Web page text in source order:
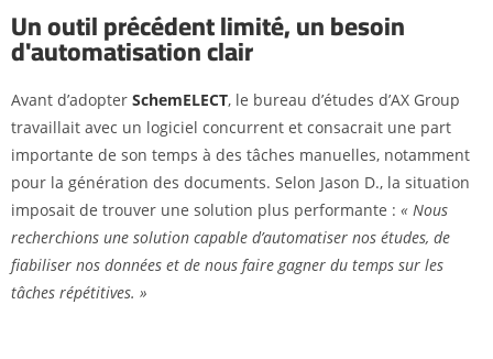
Un outil précédent limité, un besoin
d'automatisation clair
Avant d’adopter SchemELECT, le bureau d’études d’AX Group
travaillait avec un logiciel concurrent et consacrait une part
importante de son temps à des tâches manuelles, notamment
pour la génération des documents. Selon Jason D., la situation
imposait de trouver une solution plus performante : « Nous
recherchions une solution capable d’automatiser nos études, de
fiabiliser nos données et de nous faire gagner du temps sur les
tâches répétitives. »